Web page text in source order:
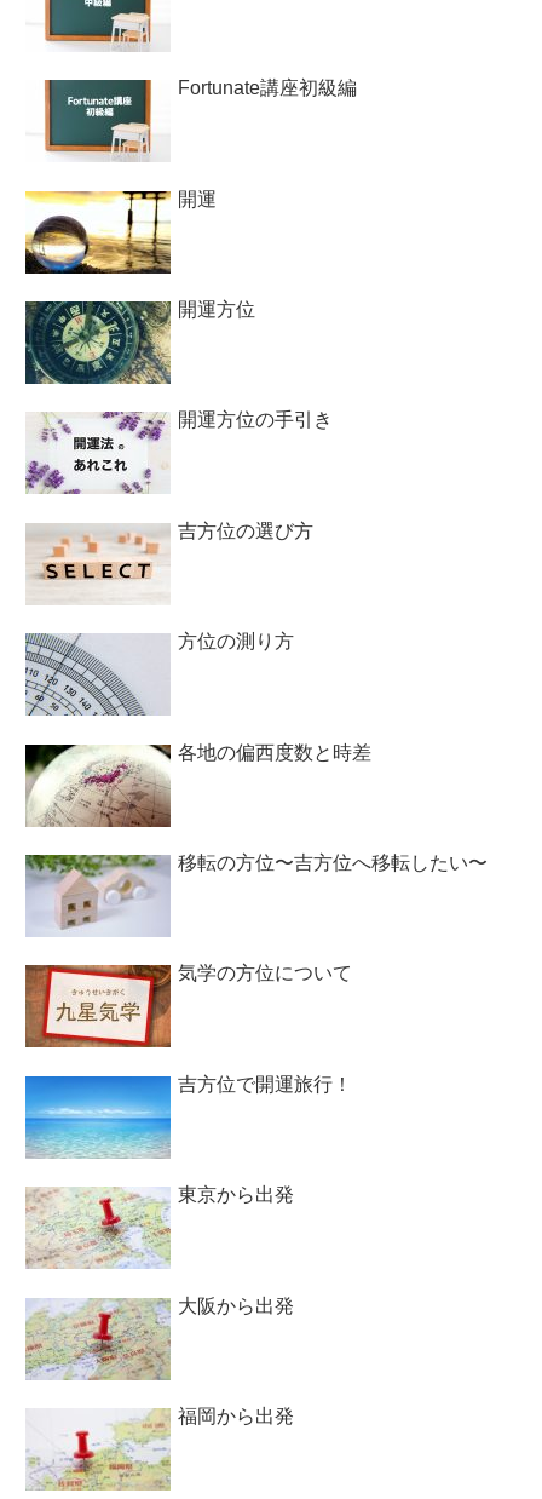
Fortunate講座初級編
開運
開運方位
開運方位の手引き
吉方位の選び方
方位の測り方
各地の偏西度数と時差
移転の方位〜吉方位へ移転したい〜
気学の方位について
吉方位で開運旅行！
東京から出発
大阪から出発
福岡から出発